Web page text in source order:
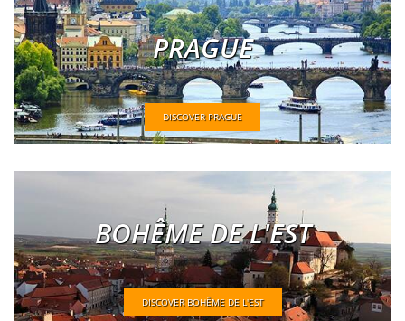
PRAGUE
DISCOVER PRAGUE
BOHÊME DE L'EST
DISCOVER BOHÊME DE L'EST